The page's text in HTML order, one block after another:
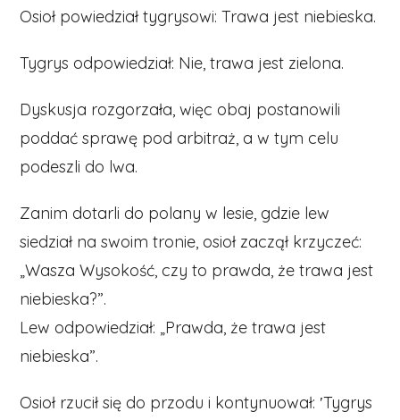
Osioł powiedział tygrysowi: Trawa jest niebieska.
Tygrys odpowiedział: Nie, trawa jest zielona.
Dyskusja rozgorzała, więc obaj postanowili
poddać sprawę pod arbitraż, a w tym celu
podeszli do lwa.
Zanim dotarli do polany w lesie, gdzie lew
siedział na swoim tronie, osioł zaczął krzyczeć:
„Wasza Wysokość, czy to prawda, że trawa jest
niebieska?”.
Lew odpowiedział: „Prawda, że trawa jest
niebieska”.
Osioł rzucił się do przodu i kontynuował: ′Tygrys